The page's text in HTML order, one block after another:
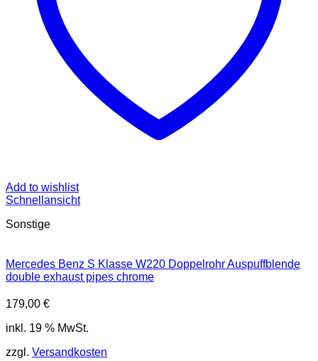
Add to wishlist
Schnellansicht
Sonstige
Mercedes Benz S Klasse W220 Doppelrohr Auspuffblende
double exhaust pipes chrome
179,00 €
inkl. 19 % MwSt.
zzgl. Versandkosten